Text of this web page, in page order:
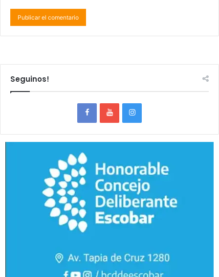
Seguinos!